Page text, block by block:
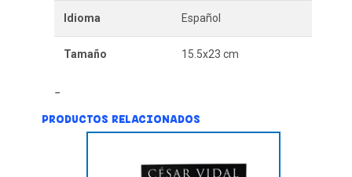
Idioma Español
Tamaño 15.5x23 cm
PRODUCTOS RELACIONADOS